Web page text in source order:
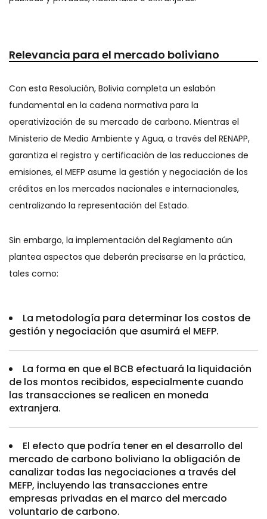
Relevancia para el mercado boliviano
Con esta Resolución, Bolivia completa un eslabón
fundamental en la cadena normativa para la
operativización de su mercado de carbono. Mientras el
Ministerio de Medio Ambiente y Agua, a través del RENAPP,
garantiza el registro y certificación de las reducciones de
emisiones, el MEFP asume la gestión y negociación de los
créditos en los mercados nacionales e internacionales,
centralizando la representación del Estado.
Sin embargo, la implementación del Reglamento aún
plantea aspectos que deberán precisarse en la práctica,
tales como:
La metodología para determinar los costos de
gestión y negociación que asumirá el MEFP.
La forma en que el BCB efectuará la liquidación
de los montos recibidos, especialmente cuando
las transacciones se realicen en moneda
extranjera.
El efecto que podría tener en el desarrollo del
mercado de carbono boliviano la obligación de
canalizar todas las negociaciones a través del
MEFP, incluyendo las transacciones entre
empresas privadas en el marco del mercado
voluntario de carbono.